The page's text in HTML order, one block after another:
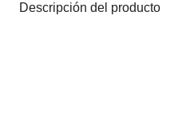
Descripción del producto